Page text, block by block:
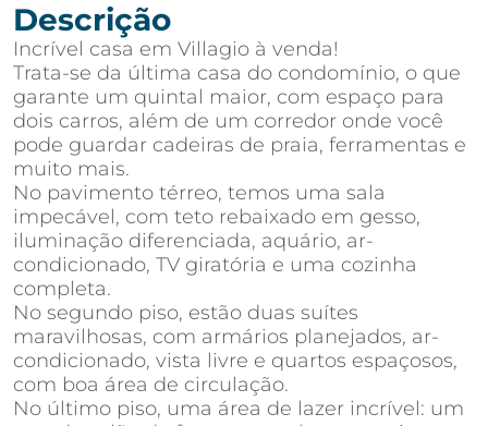
Descrição
Incrível casa em Villagio à venda!
Trata-se da última casa do condomínio, o que
garante um quintal maior, com espaço para
dois carros, além de um corredor onde você
pode guardar cadeiras de praia, ferramentas e
muito mais.
No pavimento térreo, temos uma sala
impecável, com teto rebaixado em gesso,
iluminação diferenciada, aquário, ar-
condicionado, TV giratória e uma cozinha
completa.
No segundo piso, estão duas suítes
maravilhosas, com armários planejados, ar-
condicionado, vista livre e quartos espaçosos,
com boa área de circulação.
No último piso, uma área de lazer incrível: um